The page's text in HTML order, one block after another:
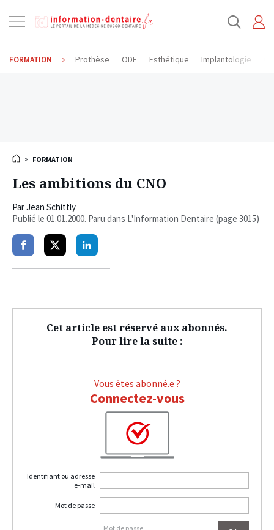
la
FORMATION Prothèse ODF Esthétique Implantologie
> FORMATION
Les ambitions du CNO
ParJean Schittly
Publié le 01.01.2000. Paru dans L'Information Dentaire (page 3015)
PartagerPartagerPartager
Cet article est réservé aux abonnés.
Pour lire la suite :
Vous êtes abonné.e ?
Connectez-vous
Identifiant ou adresse
e-mail
Mot de passe
Mot de passe